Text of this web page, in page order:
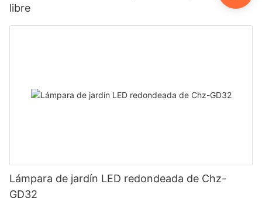
libre
Lámpara de jardín LED redondeada de Chz-
GD32